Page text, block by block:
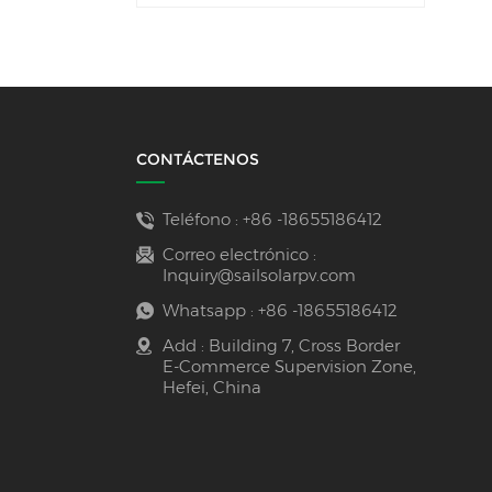
CONTÁCTENOS
Teléfono : +86 -18655186412
Correo electrónico :
Inquiry@sailsolarpv.com
Whatsapp : +86 -18655186412
Add : Building 7, Cross Border
E-Commerce Supervision Zone,
Hefei, China